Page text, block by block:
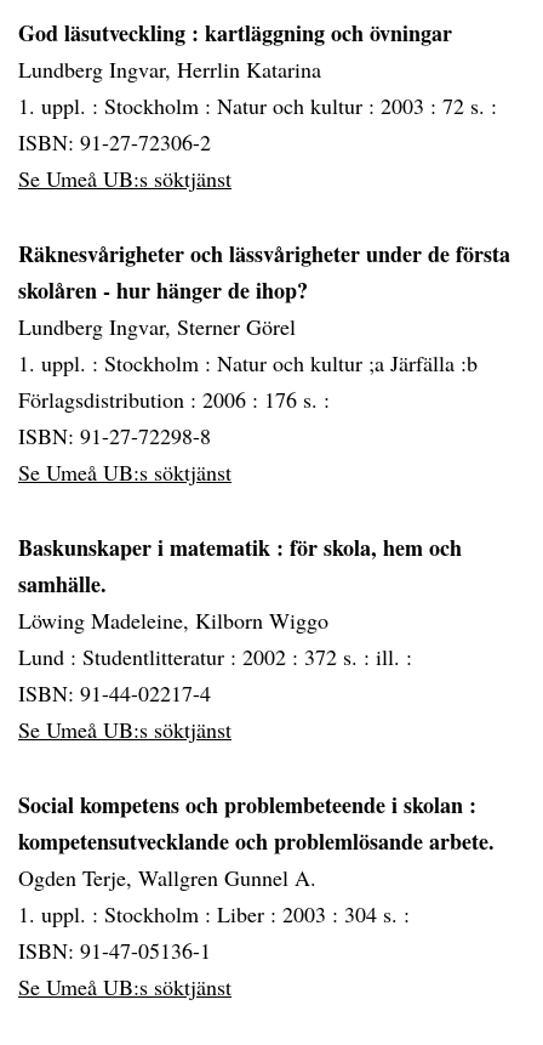
God läsutveckling : kartläggning och övningar
Lundberg Ingvar, Herrlin Katarina
1. uppl. : Stockholm : Natur och kultur : 2003 : 72 s. :
ISBN: 91-27-72306-2
Se Umeå UB:s söktjänst
Räknesvårigheter och lässvårigheter under de första
skolåren - hur hänger de ihop?
Lundberg Ingvar, Sterner Görel
1. uppl. : Stockholm : Natur och kultur ;a Järfälla :b
Förlagsdistribution : 2006 : 176 s. :
ISBN: 91-27-72298-8
Se Umeå UB:s söktjänst
Baskunskaper i matematik : för skola, hem och
samhälle.
Löwing Madeleine, Kilborn Wiggo
Lund : Studentlitteratur : 2002 : 372 s. : ill. :
ISBN: 91-44-02217-4
Se Umeå UB:s söktjänst
Social kompetens och problembeteende i skolan :
kompetensutvecklande och problemlösande arbete.
Ogden Terje, Wallgren Gunnel A.
1. uppl. : Stockholm : Liber : 2003 : 304 s. :
ISBN: 91-47-05136-1
Se Umeå UB:s söktjänst